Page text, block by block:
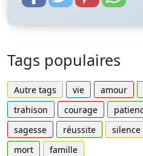
Tags populaires
Autre tags vie amour
trahison
courage
sagesse
réussite silence
mort
famille